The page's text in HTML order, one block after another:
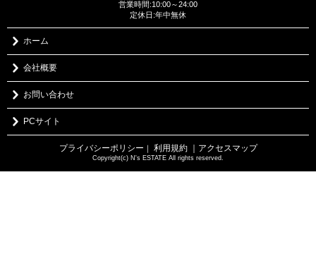
営業時間:10:00～24:00
定休日:年中無休
ホーム
会社概要
お問い合わせ
PCサイト
プライバシーポリシー ｜ 利用規約 ｜アクセスマップ
Copyright(c) N's ESTATE All rights reserved.